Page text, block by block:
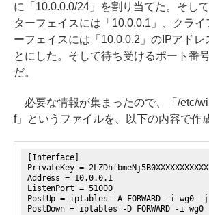
に「10.0.0.0/24」を割り当てた。そし
ターフェイスには「10.0.0.1⁠」⁠、クライ
ーフェイスには「10.0.0.2」のIPアドレ
とにした。そして待ち受けるポート番
だ。
必要な情報が集まったので、「/etc/
f」というファイルを、以下の内容で作
[Interface]
PrivateKey =
Address = 10.0.0.1 ← サーバ
ListenPort = 51000 ← サ
PostUp = iptables -A FORWARD -i wg0 -j
PostDown = iptables -D FORWARD -i